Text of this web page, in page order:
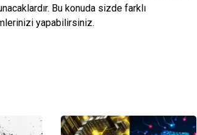
Bu konuda sizde farklı
yapabilirsiniz.